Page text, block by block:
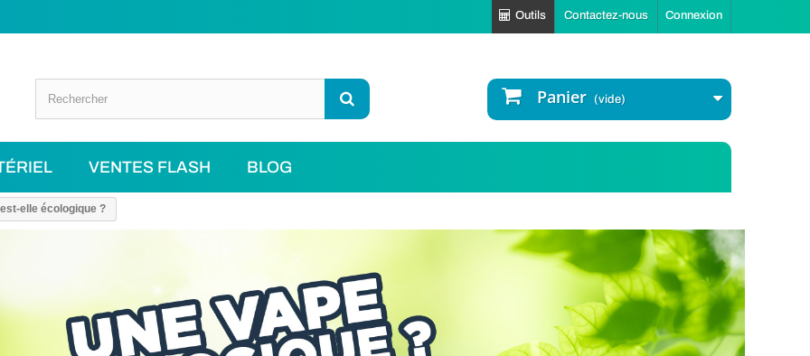
Connexion
Contactez-nous
Outils
Panier (vide)
VENTES FLASH BLOG
elle écologique ?